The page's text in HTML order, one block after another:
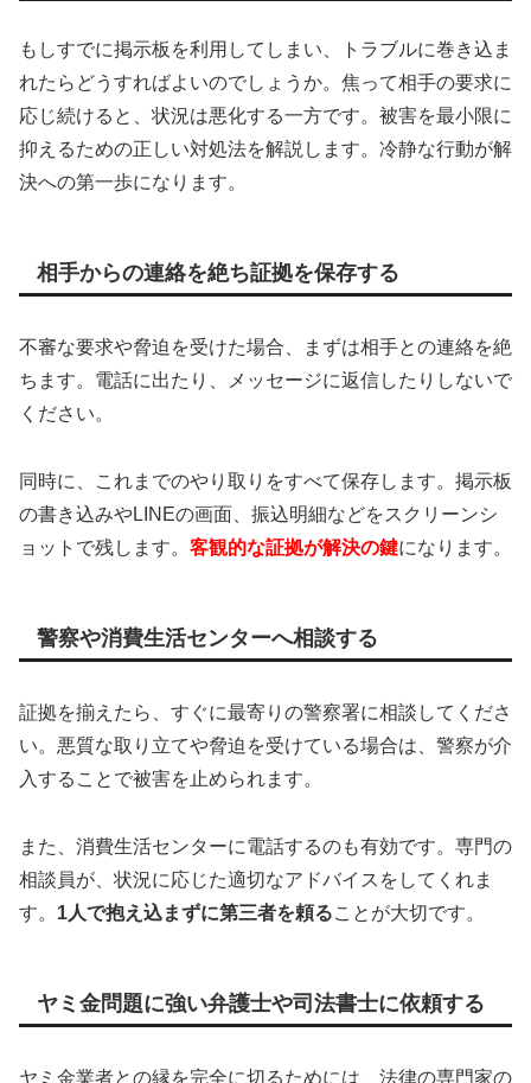
もしすでに掲示板を利用してしまい、トラブルに巻き込ま
れたらどうすればよいのでしょうか。焦って相手の要求に
応じ続けると、状況は悪化する一方です。被害を最小限に
抑えるための正しい対処法を解説します。冷静な行動が解
決への第一歩になります。
相手からの連絡を絶ち証拠を保存する
不審な要求や脅迫を受けた場合、まずは相手との連絡を絶
ちます。電話に出たり、メッセージに返信したりしないで
ください。
同時に、これまでのやり取りをすべて保存します。掲示板
の書き込みやLINEの画面、振込明細などをスクリーンシ
ョットで残します。 客観的な証拠が解決の鍵になります。
警察や消費生活センターへ相談する
証拠を揃えたら、すぐに最寄りの警察署に相談してくださ
い。悪質な取り立てや脅迫を受けている場合は、警察が介
入することで被害を止められます。
また、消費生活センターに電話するのも有効です。専門の
相談員が、状況に応じた適切なアドバイスをしてくれま
す。 1人で抱え込まずに第三者を頼ることが大切です。
ヤミ金問題に強い弁護士や司法書士に依頼する
ヤミ金業者との縁を完全に切るためには、法律の専門家の